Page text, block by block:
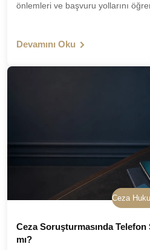
önlemleri ve başvuru yollarını
Devamını Oku
Ceza
Ceza Soruşturmasında
mı?